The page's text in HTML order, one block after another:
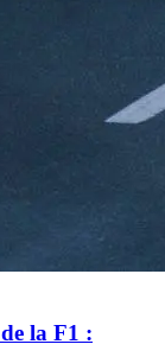
la F1 :